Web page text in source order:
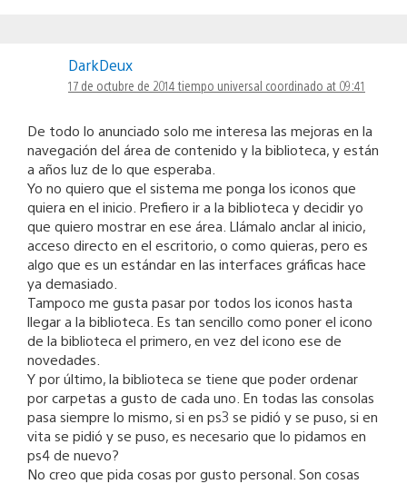
DarkDeux
17 de octubre de 2014 tiempo universal coordinado at 09:41
De todo lo anunciado solo me interesa las mejoras en la
navegación del área de contenido y la biblioteca, y están
a años luz de lo que esperaba.
Yo no quiero que el sistema me ponga los iconos que
quiera en el inicio. Prefiero ir a la biblioteca y decidir yo
que quiero mostrar en ese área. Llámalo anclar al inicio,
acceso directo en el escritorio, o como quieras, pero es
algo que es un estándar en las interfaces gráficas hace
ya demasiado.
Tampoco me gusta pasar por todos los iconos hasta
llegar a la biblioteca. Es tan sencillo como poner el icono
de la biblioteca el primero, en vez del icono ese de
novedades.
Y por último, la biblioteca se tiene que poder ordenar
por carpetas a gusto de cada uno. En todas las consolas
pasa siempre lo mismo, si en ps3 se pidió y se puso, si en
vita se pidió y se puso, es necesario que lo pidamos en
ps4 de nuevo?
No creo que pida cosas por gusto personal. Son cosas